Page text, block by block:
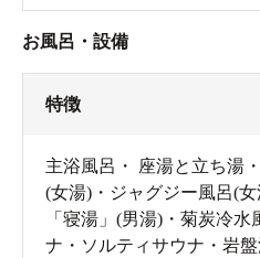
お風呂・設備
特徴
主浴風呂・ 座湯と立ち湯
(女湯)・ジャグジー風呂(
「寝湯」(男湯)・菊炭冷
ナ・ソルティサウナ・岩盤